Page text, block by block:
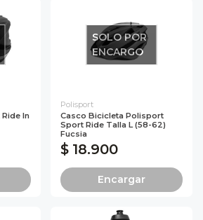
In
SOLO POR
ENCARGO
Polisport
Casco Bicicleta Polisport
Sport Ride Talla L (58-62)
Fucsia
$ 18.900
Encargar